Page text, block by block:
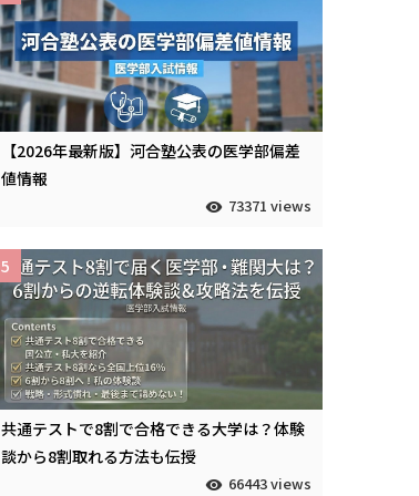
【2026年最新版】河合塾公表の医学部偏差
値情報
73371 views
共通テストで8割で合格できる大学は？体験
談から8割取れる方法も伝授
66443 views
5